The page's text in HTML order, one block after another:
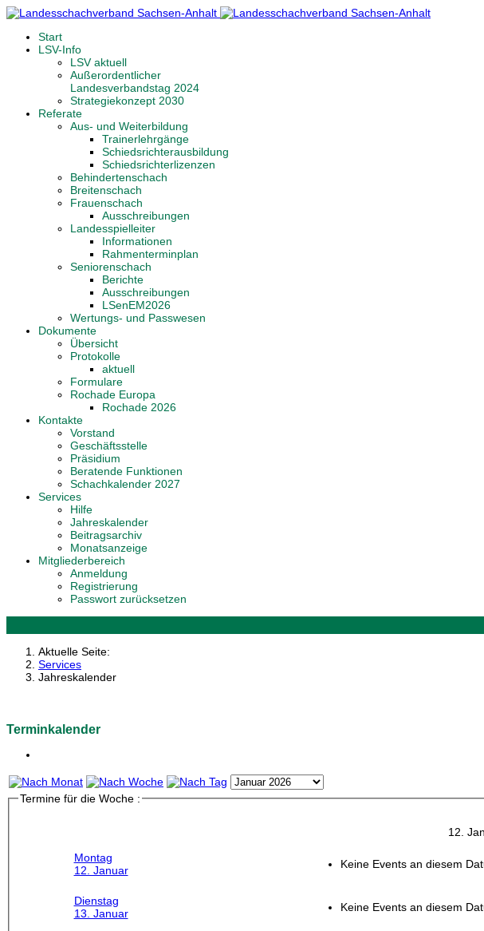
Start
LSV-Info
LSV aktuell
Außerordentlicher
Landesverbandstag 2024
Strategiekonzept 2030
Referate
Aus- und Weiterbildung
Trainerlehrgänge
Schiedsrichterausbildung
Schiedsrichterlizenzen
Behindertenschach
Breitenschach
Frauenschach
Ausschreibungen
Landesspielleiter
Informationen
Rahmenterminplan
Seniorenschach
Berichte
Ausschreibungen
LSenEM2026
Wertungs- und Passwesen
Dokumente
Übersicht
Protokolle
aktuell
Formulare
Rochade Europa
Rochade 2026
Kontakte
Vorstand
Geschäftsstelle
Präsidium
Beratende Funktionen
Schachkalender 2027
Services
Hilfe
Jahreskalender
Beitragsarchiv
Monatsanzeige
Mitgliederbereich
Anmeldung
Registrierung
Passwort zurücksetzen
Aktuelle Seite:
Services
Jahreskalender
Terminkalender
Termine für die Woche :
12.
Montag
12. Januar
Keine Events an diesem
Dienstag
13. Januar
Keine Events an diesem